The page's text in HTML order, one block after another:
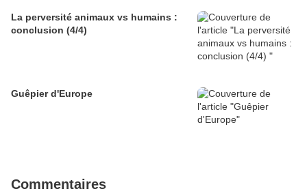
La perversité animaux vs humains :
conclusion (4/4)
Guêpier d'Europe
Commentaires